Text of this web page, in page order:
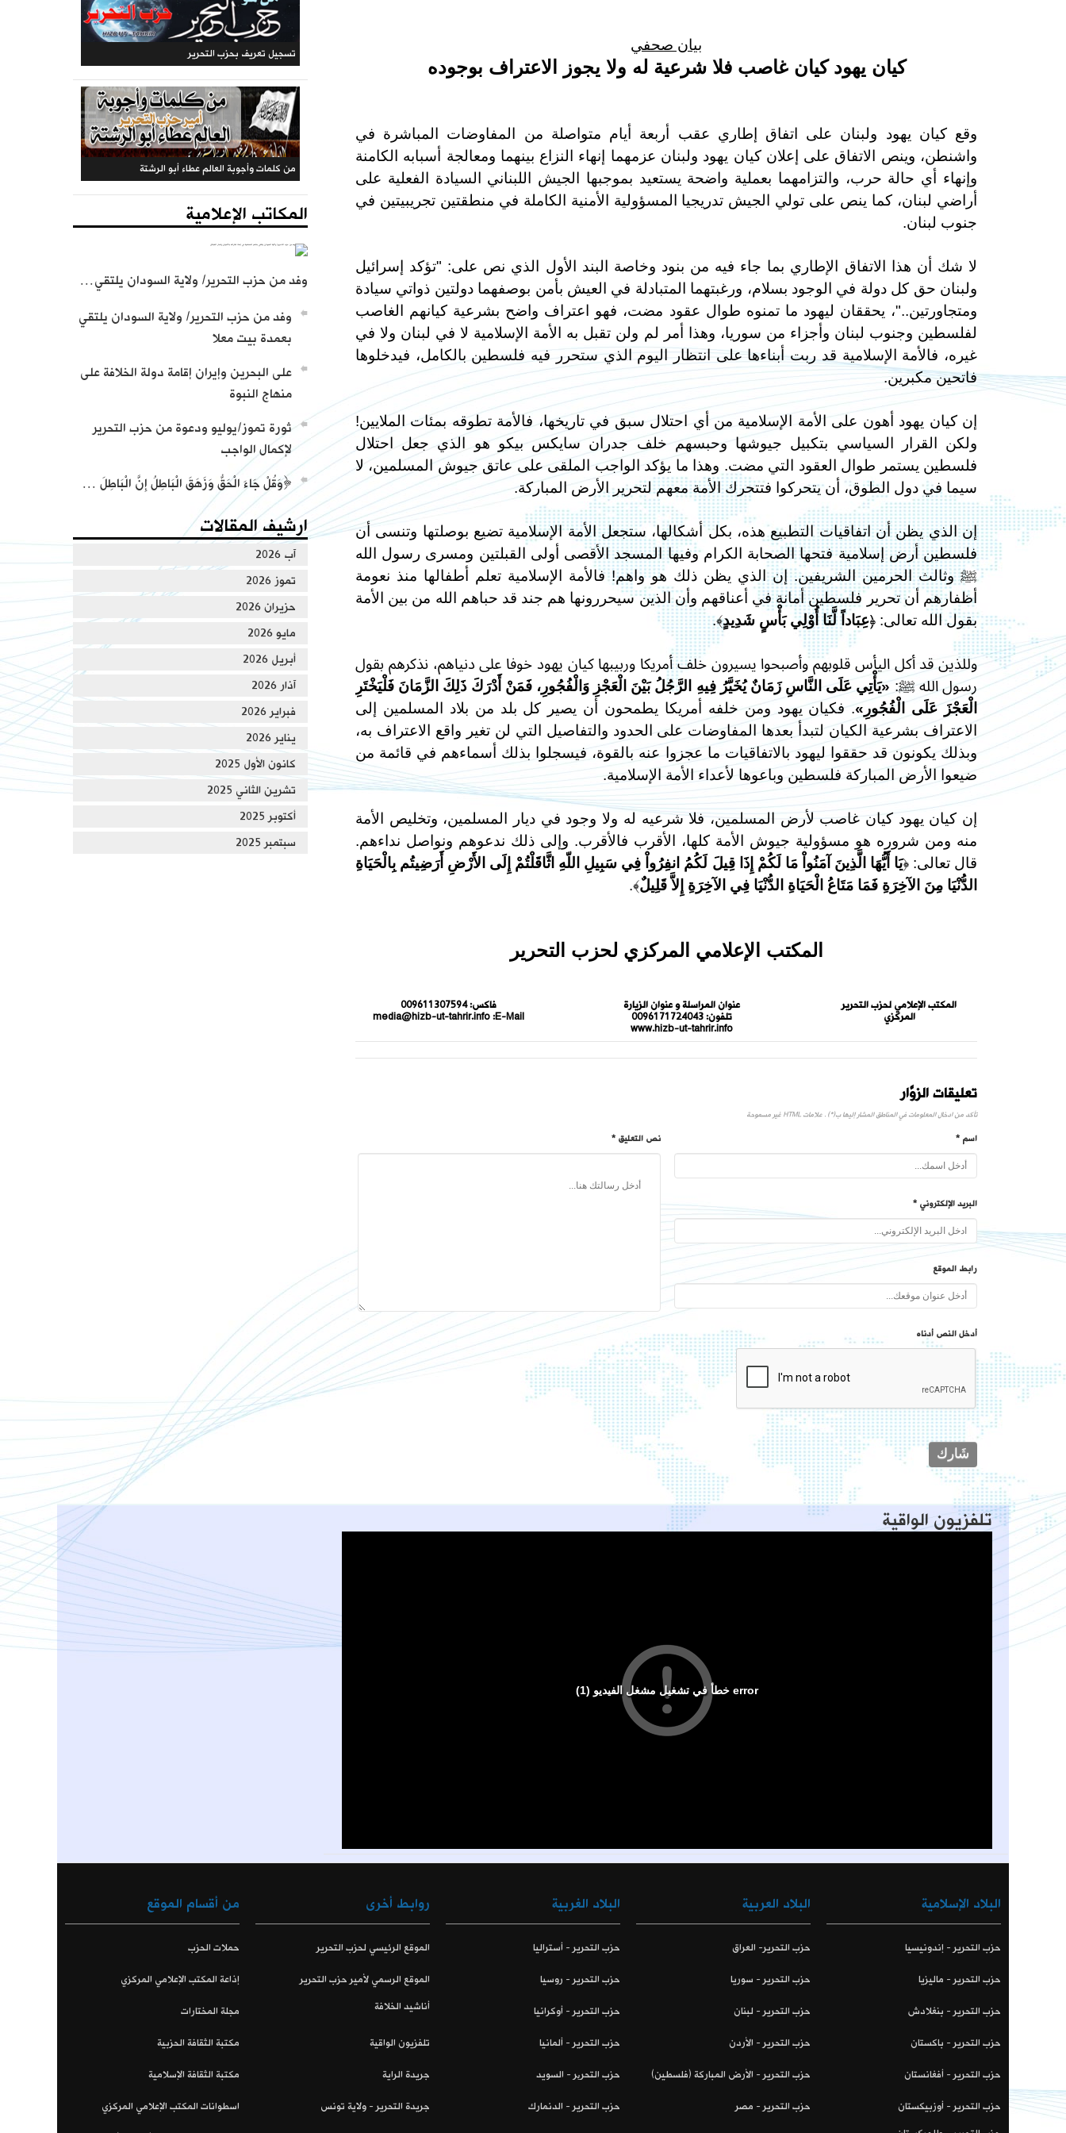
بيان صحفي
كيان يهود كيان غاصب فلا شرعية له ولا يجوز الاعتراف بوجوده
وقع كيان يهود ولبنان على اتفاق إطاري عقب أربعة أيام متواصلة من المفاوضات المباشرة في
واشنطن، وينص الاتفاق على إعلان كيان يهود ولبنان عزمهما إنهاء النزاع بينهما ومعالجة أسبابه الكامنة
وإنهاء أي حالة حرب، والتزامهما بعملية واضحة يستعيد بموجبها الجيش اللبناني السيادة الفعلية على
أراضي لبنان، كما ينص على تولي الجيش تدريجيا المسؤولية الأمنية الكاملة في منطقتين تجريبيتين في
جنوب لبنان.
لا شك أن هذا الاتفاق الإطاري بما جاء فيه من بنود وخاصة البند الأول الذي نص على: "تؤكد إسرائيل
ولبنان حق كل دولة في الوجود بسلام، ورغبتهما المتبادلة في العيش بأمن بوصفهما دولتين ذواتي سيادة
ومتجاورتين.."، يحققان ليهود ما تمنوه طوال عقود مضت، فهو اعتراف واضح بشرعية كيانهم الغاصب
لفلسطين وجنوب لبنان وأجزاء من سوريا، وهذا أمر لم ولن تقبل به الأمة الإسلامية لا في لبنان ولا في
غيره، فالأمة الإسلامية قد ربت أبناءها على انتظار اليوم الذي ستحرر فيه فلسطين بالكامل، فيدخلوها
فاتحين مكبرين.
إن كيان يهود أهون على الأمة الإسلامية من أي احتلال سبق في تاريخها، فالأمة تطوقه بمئات الملايين!
ولكن القرار السياسي بتكبيل جيوشها وحبسهم خلف جدران سايكس بيكو هو الذي جعل احتلال
فلسطين يستمر طوال العقود التي مضت. وهذا ما يؤكد الواجب الملقى على عاتق جيوش المسلمين، لا
سيما في دول الطوق، أن يتحركوا فتتحرك الأمة معهم لتحرير الأرض المباركة.
إن الذي يظن أن اتفاقيات التطبيع هذه، بكل أشكالها، ستجعل الأمة الإسلامية تضيع بوصلتها وتنسى أن
فلسطين أرض إسلامية فتحها الصحابة الكرام وفيها المسجد الأقصى أولى القبلتين ومسرى رسول الله
ﷺ وثالث الحرمين الشريفين. إن الذي يظن ذلك هو واهم! فالأمة الإسلامية تعلم أطفالها منذ نعومة
أظفارهم أن تحرير فلسطين أمانة في أعناقهم وأن الذين سيحررونها هم جند قد حباهم الله من بين الأمة
بقول الله تعالى: ﴿عِبَاداً لَّنَا أُوْلِي بَأْسٍ شَدِيدٍ﴾.
وللذين قد أكل اليأس قلوبهم وأصبحوا يسيرون خلف أمريكا وربيبها كيان يهود خوفا على دنياهم، نذكرهم بقول
رسول الله ﷺ: «يَأْتِي عَلَى النَّاسِ زَمَانٌ يُخَيَّرُ فِيهِ الرَّجُلُ بَيْنَ الْعَجْزِ وَالْفُجُورِ، فَمَنْ أَدْرَكَ ذَلِكَ الزَّمَانَ فَلْيَخْتَرِ
الْعَجْزَ عَلَى الْفُجُورِ». فكيان يهود ومن خلفه أمريكا يطمحون أن يصير كل بلد من بلاد المسلمين إلى
الاعتراف بشرعية الكيان لتبدأ بعدها المفاوضات على الحدود والتفاصيل التي لن تغير واقع الاعتراف به،
وبذلك يكونون قد حققوا ليهود بالاتفاقيات ما عجزوا عنه بالقوة، فيسجلوا بذلك أسماءهم في قائمة من
ضيعوا الأرض المباركة فلسطين وباعوها لأعداء الأمة الإسلامية.
إن كيان يهود كيان غاصب لأرض المسلمين، فلا شرعيه له ولا وجود في ديار المسلمين، وتخليص الأمة
منه ومن شروره هو مسؤولية جيوش الأمة كلها، الأقرب فالأقرب. وإلى ذلك ندعوهم ونواصل نداءهم.
قال تعالى: ﴿يَا أَيُّهَا الَّذِينَ آمَنُواْ مَا لَكُمْ إِذَا قِيلَ لَكُمُ انفِرُواْ فِي سَبِيلِ اللّهِ اثَّاقَلْتُمْ إِلَى الأَرْضِ أَرَضِيتُم بِالْحَيَاةِ
الدُّنْيَا مِنَ الآخِرَةِ فَمَا مَتَاعُ الْحَيَاةِ الدُّنْيَا فِي الآخِرَةِ إِلاَّ قَلِيلٌ﴾.
المكتب الإعلامي المركزي لحزب التحرير
المكتب الإعلامي لحزب التحرير
المركزي
عنوان المراسلة و عنوان الزيارة
تلفون:0096171724043
www.hizb-ut-tahrir.info
فاكس:009611307594
E-Mail:
media@hizb-ut-tahrir.info
تعليقات الزوَّار
تأكد من ادخال المعلومات في المناطق المشار إليها ب(*) . علامات HTML غير مسموحة
اسم *
البريد الإلكتروني *
رابط الموقع
أدخل النص أدناه
نص التعليق *
المكاتب الإعلامية
وفد من حزب التحرير/ ولاية السودان يلتقي…
وفد من حزب التحرير/ ولاية السودان يلتقي
بعمدة بيت معلا
على البحرين وإيران إقامة دولة الخلافة على
منهاج النبوة
ثورة تموز/يوليو ودعوة من حزب التحرير
لإكمال الواجب
﴿وَقُلْ جَاءَ الْحَقُّ وَزَهَقَ الْبَاطِلُ إِنَّ الْبَاطِلَ …
ارشيف المقالات
آب 2026
تموز 2026
حزيران 2026
مايو 2026
أبريل 2026
آذار 2026
فبراير 2026
يناير 2026
كانون الأول 2025
تشرين الثاني 2025
أكتوبر 2025
سبتمبر 2025
تلفزيون الواقية
البلاد الإسلامية
حزب التحرير - إندونيسيا
حزب التحرير - ماليزيا
حزب التحرير - بنغلادش
حزب التحرير - باكستان
حزب التحرير - أفغانستان
حزب التحرير - أوزبيكستان
البلاد العربية
حزب التحرير- العراق
حزب التحرير - سوريا
حزب التحرير - لبنان
حزب التحرير - الأردن
حزب التحرير - الأرض المباركة (فلسطين)
حزب التحرير - مصر
البلاد الغربية
حزب التحرير - أستراليا
حزب التحرير - روسيا
حزب التحرير - أوكرانيا
حزب التحرير - ألمانيا
حزب التحریر - السويد
حزب التحرير - الدنمارك
روابط أخرى
الموقع الرئيسي لحزب التحرير
الموقع الرسمي لأمير حزب التحرير
أناشيد الخلافة
تلفزيون الواقية
جريدة الراية
جريدة التحرير - ولاية تونس
من أقسام الموقع
حملات الحزب
إذاعة المكتب الإعلامي المركزي
مجلة المختارات
مكتبة الثقافة الحزبية
مكتبة الثقافة الإسلامية
اسطوانات المكتب الإعلامي المركزي